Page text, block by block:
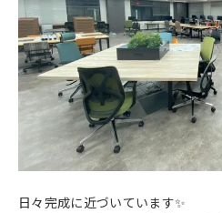
日々完成に近づいています✨